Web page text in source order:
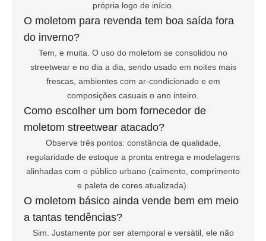
própria logo de início.
O moletom para revenda tem boa saída fora
do inverno?
Tem, e muita. O uso do moletom se consolidou no
streetwear e no dia a dia, sendo usado em noites mais
frescas, ambientes com ar-condicionado e em
composições casuais o ano inteiro.
Como escolher um bom fornecedor de
moletom streetwear atacado?
Observe três pontos: constância de qualidade,
regularidade de estoque a pronta entrega e modelagens
alinhadas com o público urbano (caimento, comprimento
e paleta de cores atualizada).
O moletom básico ainda vende bem em meio
a tantas tendências?
Sim. Justamente por ser atemporal e versátil, ele não